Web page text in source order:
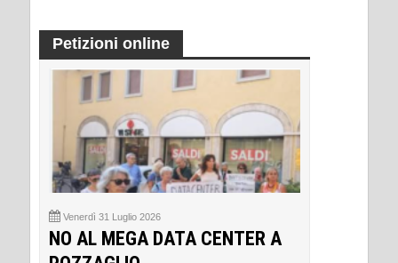
Petizioni online
Venerdì 31 Luglio 2026
NO AL MEGA DATA CENTER A